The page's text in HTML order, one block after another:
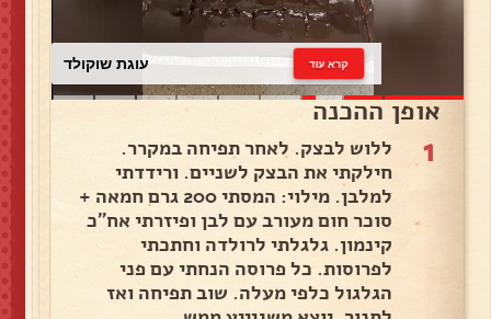
עוגת שוקולד קרא עוד
אופן ההכנה
1
ללוש לבצק. לאחר תפיחה במקרר.
חילקתי את הבצק לשניים. ורידדתי
למלבן. מילוי: המסתי 200 גרם חמאה +
סוכר חום מעורב עם לבן ופיזרתי אח"כ
קינמון. גלגלתי לרולדה וחתכתי
לפרוסות. כל פרוסה הנחתי עם פני
הגלגול כלפי מעלה. שוב תפיחה ואז